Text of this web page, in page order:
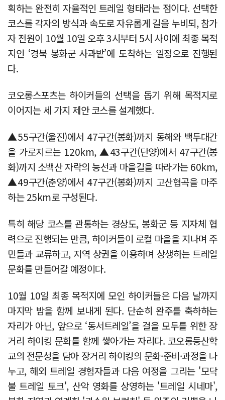
획하는 완전히 자율적인 트레일 형태라는 점이다. 선택한
코스를 각자의 방식과 속도로 자유롭게 길을 누비되, 참가
자 전원이 10월 10일 오후 3시부터 5시 사이에 최종 목적
지인 ‘경북 봉화군 사과밭’에 도착하는 일정으로 진행된
다.
코오롱스포츠는 하이커들의 선택을 돕기 위해 목적지로
이어지는 세 가지 제안 코스를 설계했다.
▲55구간(울진)에서 47구간(봉화)까지 동해와 백두대간
을 가로지르는 120km, ▲43구간(단양)에서 47구간(봉
화)까지 소백산 자락의 능선과 마을길을 따라가는 60km,
▲49구간(춘양)에서 47구간(봉화)까지 고산협곡을 마주
하는 25km로 구성된다.
특히 해당 코스를 관통하는 경상도, 봉화군 등 지자체 협
력으로 진행되는 만큼, 하이커들이 로컬 마을을 지나며 주
민들과 교류하고, 지역 상권을 이용하며 상생하는 트레일
문화를 만들어갈 예정이다.
10월 10일 최종 목적지에 모인 하이커들은 다음 날까지
마지막 밤을 함께 보내게 된다. 단순히 완주를 축하하는
자리가 아닌, 앞으로 ‘동서트레일’을 걸을 모두를 위한 장
거리 하이킹 문화를 함께 쌓아가는 자리다. 코오롱등산학
교의 전문성을 담아 장거리 하이킹의 문화·준비·과정을 나
누고, 해외 트레일 경험자들과 다음 여정을 그리는 '모닥
불 트레일 토크', 산악 영화를 상영하는 '트레일 시네마',